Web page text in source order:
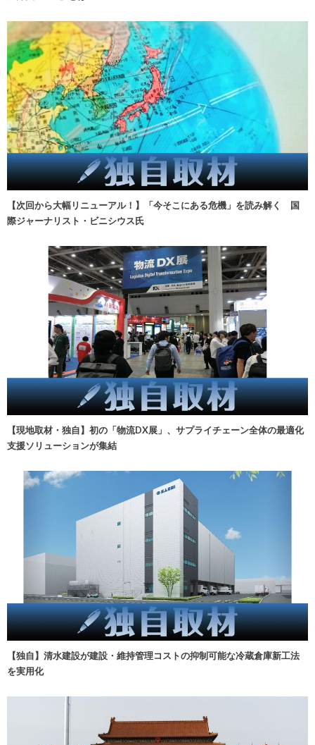
【次回から大幅リニューアル！】「今そこにある危機」を読み解く 国
際ジャーナリスト・ビニシウス氏
【現地取材・独自】初の「物流DX展」、サプライチェーン全体の最適化
支援ソリューションが集結
【独自】清水建設が建設・維持管理コストの抑制可能な冷蔵倉庫新工法
を実用化